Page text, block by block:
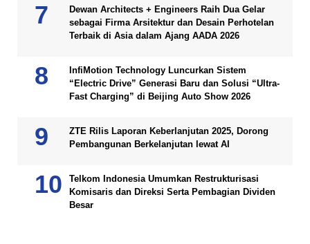
Dewan Architects + Engineers Raih Dua Gelar
sebagai Firma Arsitektur dan Desain Perhotelan
Terbaik di Asia dalam Ajang AADA 2026
InfiMotion Technology Luncurkan Sistem
“Electric Drive” Generasi Baru dan Solusi “Ultra-
Fast Charging” di Beijing Auto Show 2026
ZTE Rilis Laporan Keberlanjutan 2025, Dorong
Pembangunan Berkelanjutan lewat AI
Telkom Indonesia Umumkan Restrukturisasi
Komisaris dan Direksi Serta Pembagian Dividen
Besar